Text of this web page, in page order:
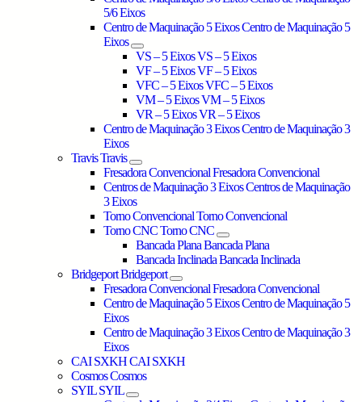
5/6 Eixos
Centro de Maquinação 5 EixosCentro de Maquinação 5
Eixos
VS – 5 EixosVS – 5 Eixos
VF – 5 EixosVF – 5 Eixos
VFC – 5 EixosVFC – 5 Eixos
VM – 5 EixosVM – 5 Eixos
VR – 5 EixosVR – 5 Eixos
Centro de Maquinação 3 EixosCentro de Maquinação 3
Eixos
TravisTravis
Fresadora ConvencionalFresadora Convencional
Centros de Maquinação 3 EixosCentros de Maquinação
3 Eixos
Torno ConvencionalTorno Convencional
Torno CNCTorno CNC
Bancada PlanaBancada Plana
Bancada InclinadaBancada Inclinada
BridgeportBridgeport
Fresadora ConvencionalFresadora Convencional
Centro de Maquinação 5 EixosCentro de Maquinação 5
Eixos
Centro de Maquinação 3 EixosCentro de Maquinação 3
Eixos
CAI SXKHCAI SXKH
CosmosCosmos
SYIL SYIL